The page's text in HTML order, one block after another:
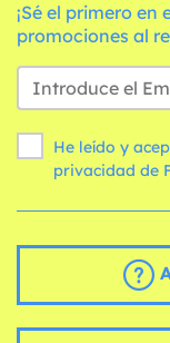
¡Sé el primero
promociones al
He leído y
privacidad de